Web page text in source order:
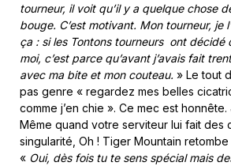
tourneur, il voit qu’il y a quelque chose
bouge. C’est motivant. Mon tourneur, je
ça : si les Tontons tourneurs ont décidé
moi, c’est parce qu’avant j’avais fait
avec ma bite et mon couteau. » Le tout
pas genre « regardez mes belles
comme j’en chie ». Ce mec est
Même quand votre serviteur lui fait des
singularité, Oh ! Tiger Mountain
« Oui, dès fois tu te sens spécial mais